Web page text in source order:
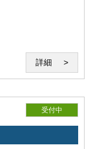
詳細
受付中